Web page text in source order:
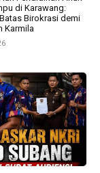
di Karawang:
Birokrasi demi
Karmila